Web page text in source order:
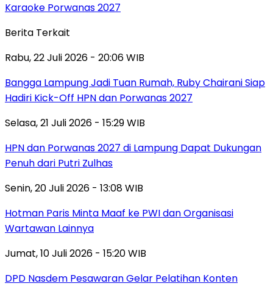
Karaoke Porwanas 2027
Berita Terkait
Rabu, 22 Juli 2026 - 20:06 WIB
Bangga Lampung Jadi Tuan Rumah, Ruby Chairani Siap
Hadiri Kick-Off HPN dan Porwanas 2027
Selasa, 21 Juli 2026 - 15:29 WIB
HPN dan Porwanas 2027 di Lampung Dapat Dukungan
Penuh dari Putri Zulhas
Senin, 20 Juli 2026 - 13:08 WIB
Hotman Paris Minta Maaf ke PWI dan Organisasi
Wartawan Lainnya
Jumat, 10 Juli 2026 - 15:20 WIB
DPD Nasdem Pesawaran Gelar Pelatihan Konten